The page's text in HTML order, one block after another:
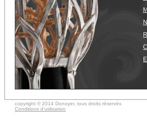
copyright © 2014 Donoyer, tous droits réservés
Conditions d'utilisation